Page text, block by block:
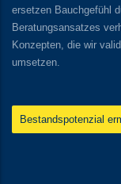
ersetzen Bauchgefühl
Beratungsansatzes
Konzepten, die wir
umsetzen.
Bestandspotenzial